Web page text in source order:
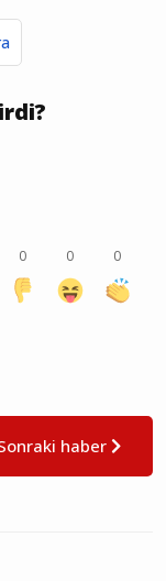
0 0 0
haber